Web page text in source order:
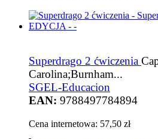
Superdrago 2 ćwiczenia
Carolina;Burnham...
SGEL-Educacion
EAN: 9788497784894
Cena internetowa: 57,50 zł